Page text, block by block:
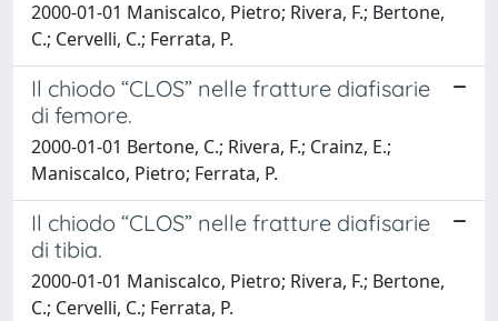
2000-01-01 Maniscalco, Pietro; Rivera, F.; Bertone,
C.; Cervelli, C.; Ferrata, P.
Il chiodo “CLOS” nelle fratture diafisarie
di femore.
2000-01-01 Bertone, C.; Rivera, F.; Crainz, E.;
Maniscalco, Pietro; Ferrata, P.
Il chiodo “CLOS” nelle fratture diafisarie
di tibia.
2000-01-01 Maniscalco, Pietro; Rivera, F.; Bertone,
C.; Cervelli, C.; Ferrata, P.